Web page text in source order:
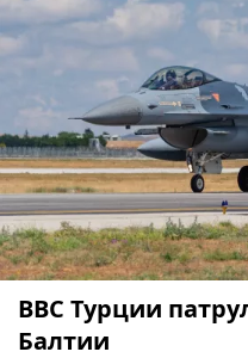
ВВС Турции
Балтии